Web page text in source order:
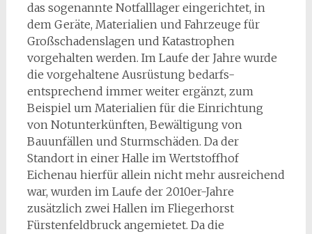
das sogenannte Notfalllager eingerichtet, in
dem Geräte, Materialien und Fahrzeuge für
Großschadenslagen und Katastrophen
vorgehalten werden. Im Laufe der Jahre wurde
die vorgehaltene Ausrüstung bedarfs-
entsprechend immer weiter ergänzt, zum
Beispiel um Materialien für die Einrichtung
von Notunterkünften, Bewältigung von
Bauunfällen und Sturmschäden. Da der
Standort in einer Halle im Wertstoffhof
Eichenau hierfür allein nicht mehr ausreichend
war, wurden im Laufe der 2010er-Jahre
zusätzlich zwei Hallen im Fliegerhorst
Fürstenfeldbruck angemietet. Da die